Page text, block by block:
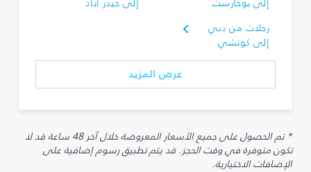
إلى بوخارست
إلى حيدر أباد
رحلات من دبي
إلى كوتشي
عرض المزيد
* تم الحصول على جميع الأسعار المعروضة خلال آخر 48 ساعة قد لا
تكون متوفرة في وقت الحجز. قد يتم تطبيق رسوم إضافية على
الإضافات الاختيارية.